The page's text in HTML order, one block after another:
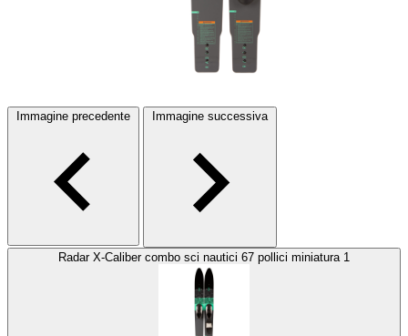
Immagine precedente Immagine successiva
Radar X-Caliber combo sci nautici 67 pollici miniatura 1